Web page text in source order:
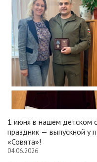
1 июня в нашем детском
праздник — выпускной у
«Совята»!
04.06.2026